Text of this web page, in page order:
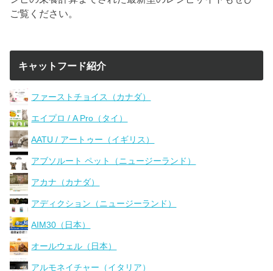
ご覧ください。
キャットフード紹介
ファーストチョイス（カナダ）
エイプロ / A Pro（タイ）
AATU / アートゥー（イギリス）
アブソルート ペット（ニュージーランド）
アカナ（カナダ）
アディクション（ニュージーランド）
AIM30（日本）
オールウェル（日本）
アルモネイチャー（イタリア）